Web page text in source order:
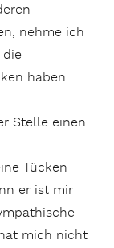
nehme ich
die
haben.
Stelle einen
Tücken
er ist mir
mich nicht